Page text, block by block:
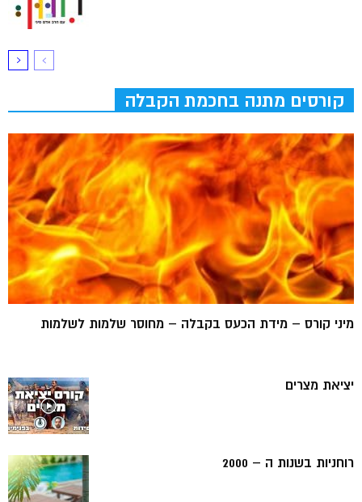
קורסים מתנה בחכמת הקבלה
מיני קורס – מידת הכעס בקבלה – מחוסר שלמות לשלמות
יציאת מצרים
רוחניות בשנות ה – 2000